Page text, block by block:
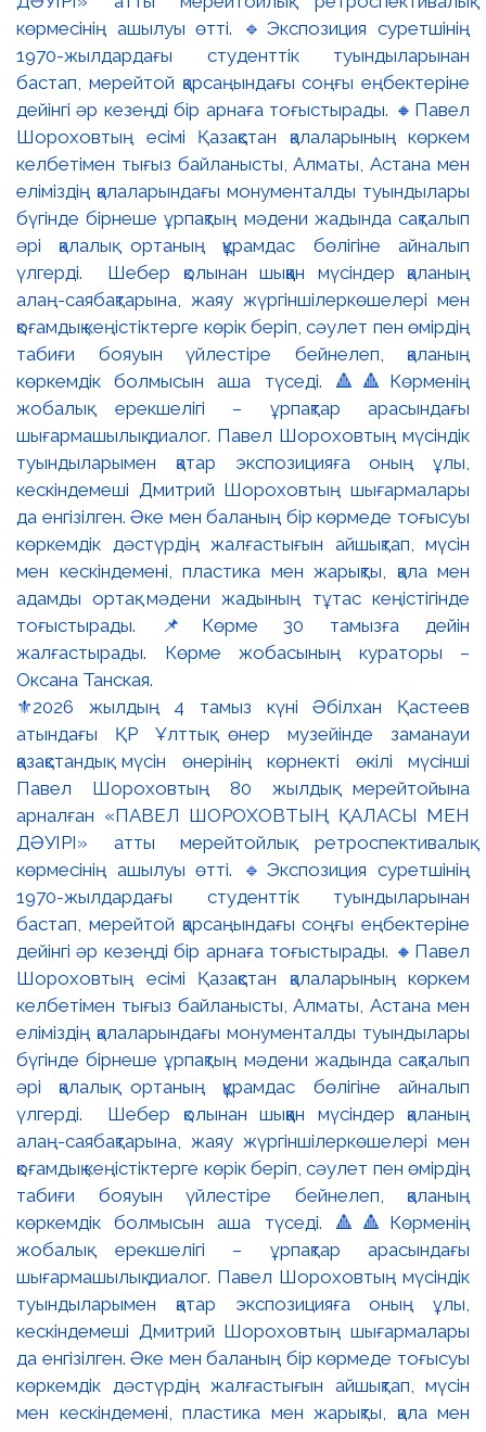
⚜️2026 жылдың 4 тамыз күні Әбілхан Қастеев
атындағы ҚР Ұлттық өнер музейінде заманауи
қазақстандық мүсін өнерінің көрнекті өкілі мүсінші
Павел Шороховтың 80 жылдық мерейтойына
арналған «ПАВЕЛ ШОРОХОВТЫҢ ҚАЛАСЫ МЕН
ДӘУІРІ» атты мерейтойлық ретроспективалық
көрмесінің ашылуы өтті. 🔹Экспозиция суретшінің
1970-жылдардағы студенттік туындыларынан
бастап, мерейтой қарсаңындағы соңғы еңбектеріне
дейінгі әр кезеңді бір арнаға тоғыстырады. 🔸Павел
Шороховтың есімі Қазақстан қалаларының көркем
келбетімен тығыз байланысты, Алматы, Астана мен
еліміздің қалаларындағы монументалды туындылары
бүгінде бірнеше ұрпақтың мәдени жадында сақталып
әрі қалалық ортаның құрамдас бөлігіне айналып
үлгерді. Шебер қолынан шыққан мүсіндер қаланың
алаң-саябақтарына, жаяу жүргіншілеркөшелері мен
қоғамдық кеңістіктерге көрік беріп, сәулет пен өмірдің
табиғи бояуын үйлестіре бейнелеп, қаланың
көркемдік болмысын аша түседі. 🔺🔺Көрменің
жобалық ерекшелігі – ұрпақтар арасындағы
шығармашылық диалог. Павел Шороховтың мүсіндік
туындыларымен қатар экспозицияға оның ұлы,
кескіндемеші Дмитрий Шороховтың шығармалары
да енгізілген. Әке мен баланың бір көрмеде тоғысуы
көркемдік дәстүрдің жалғастығын айшықтап, мүсін
мен кескіндемені, пластика мен жарықты, қала мен